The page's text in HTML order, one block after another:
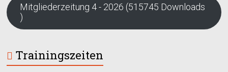
Mitgliederzeitung 4 - 2026 (515745 Downloads
)
Trainingszeiten